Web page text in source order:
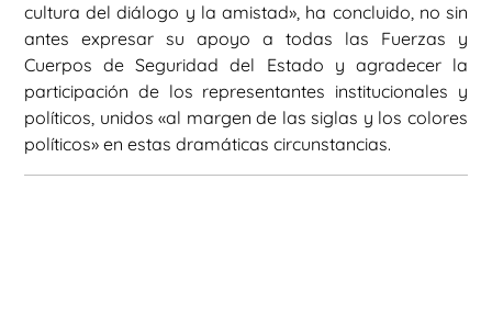
cultura del diálogo y la amistad», ha concluido, no sin
antes expresar su apoyo a todas las Fuerzas y
Cuerpos de Seguridad del Estado y agradecer la
participación de los representantes institucionales y
políticos, unidos «al margen de las siglas y los colores
políticos» en estas dramáticas circunstancias.